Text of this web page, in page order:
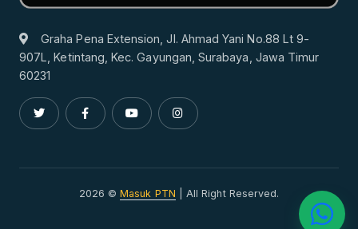
Graha Pena Extension, Jl. Ahmad Yani No.88 Lt 9-
907L, Ketintang, Kec. Gayungan, Surabaya, Jawa Timur
60231
2026 ©Masuk PTN | All Right Reserved.